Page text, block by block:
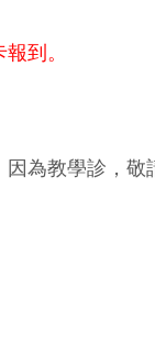
到。
為教學診，敬